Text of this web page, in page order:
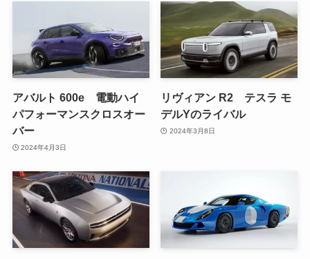
アバルト 600e 電動ハイ
パフォーマンスクロスオー
バー
2024年4月3日
リヴィアン R2 テスラ モ
デルYのライバル
2024年3月8日